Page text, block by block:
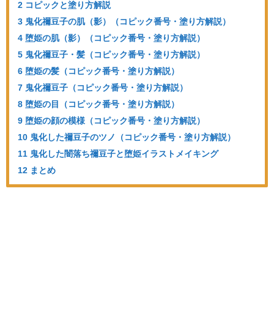
2 コピックと塗り方解説
3 鬼化禰豆子の肌（影）（コピック番号・塗り方解説）
4 堕姫の肌（影）（コピック番号・塗り方解説）
5 鬼化禰豆子・髪（コピック番号・塗り方解説）
6 堕姫の髪（コピック番号・塗り方解説）
7 鬼化禰豆子（コピック番号・塗り方解説）
8 堕姫の目（コピック番号・塗り方解説）
9 堕姫の顔の模様（コピック番号・塗り方解説）
10 鬼化した禰豆子のツノ（コピック番号・塗り方解説）
11 鬼化した闇落ち禰豆子と堕姫イラストメイキング
12 まとめ